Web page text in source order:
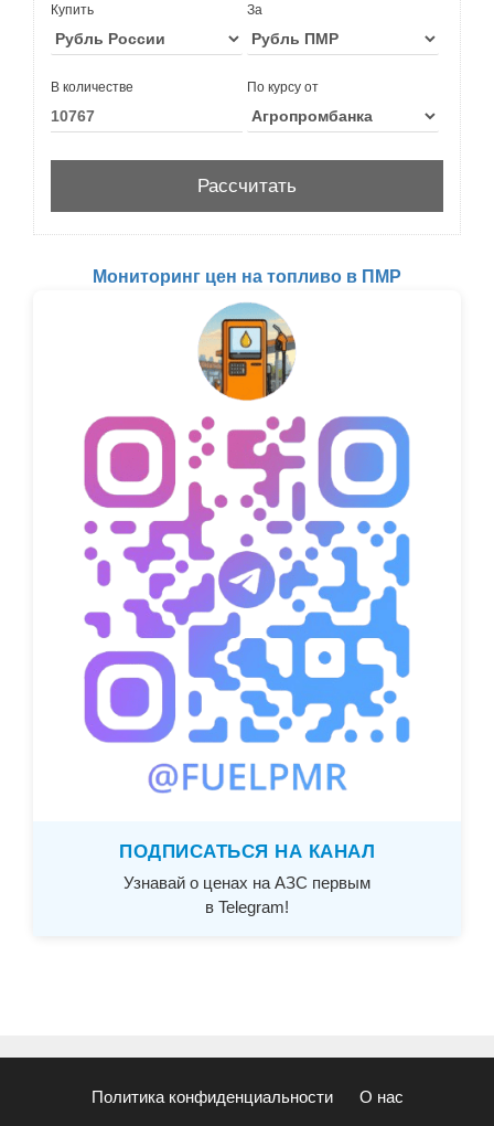
Купить За
В количестве По курсу от
Мониторинг цен на топливо в ПМР
ПОДПИСАТЬСЯ НА КАНАЛ
Узнавай о ценах на АЗС первым
в Telegram!
Политика конфиденциальности О нас